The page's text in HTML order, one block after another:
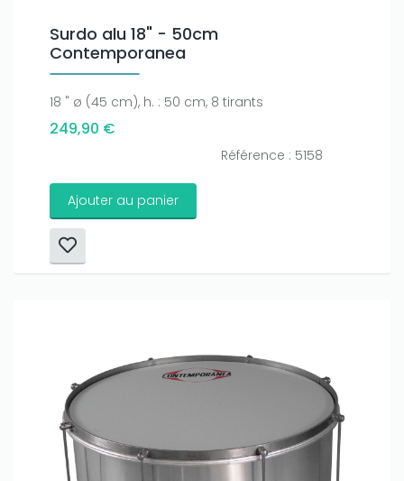
Surdo alu 18" - 50cm
Contemporanea
18 " ø (45 cm), h. : 50 cm, 8 tirants
249,90 €
Référence : 5158
Ajouter au panier